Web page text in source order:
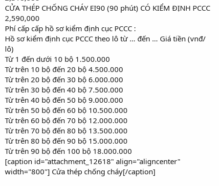
CỬA THÉP CHỐNG CHÁY EI90 (90 phút) CÓ KIỂM ĐỊNH PCCC
2,590,000
Phí cấp cấp hồ sơ kiểm định cục PCCC :
Hồ sơ kiểm định cục PCCC theo lô từ … đến … Giá tiền (vnđ/
lô)
Từ 1 đến dưới 10 bộ 1.500.000
Từ trên 10 bộ đến 20 bộ 4.500.000
Từ trên 20 bộ đến 30 bộ 6.000.000
Từ trên 30 bộ đến 40 bộ 7.500.000
Từ trên 40 bộ đến 50 bộ 9.000.000
Từ trên 50 bộ đến 60 bộ 10.500.000
Từ trên 60 bộ đến 70 bộ 12.000.000
Từ trên 70 bộ đến 80 bộ 13.500.000
Từ trên 80 bộ đến 90 bộ 15.000.000
Từ trên 90 bộ đến 100 bộ 18.000.000
[caption id="attachment_12618" align="aligncenter"
width="800"] Cửa thép chống cháy[/caption]